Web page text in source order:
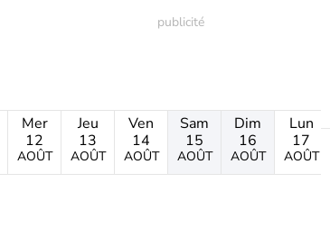
Mer
12
AOÛT
Jeu
13
AOÛT
Ven
14
AOÛT
Sam
15
AOÛT
Dim
16
AOÛT
Lun
17
AOÛT